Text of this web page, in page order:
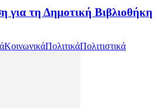
για τη Δημοτική Βιβλιοθήκη
ΚοινωνικάΠολιτικάΠολιτιστικά